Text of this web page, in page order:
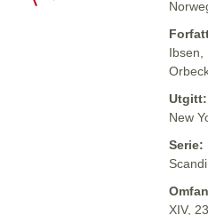
Ibsen,
Utgitt:
New
Serie:
XIV,